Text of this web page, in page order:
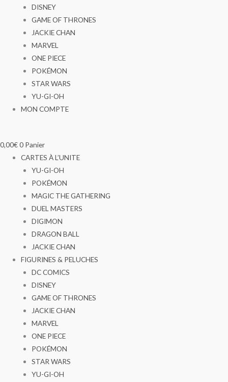
DISNEY
GAME OF THRONES
JACKIE CHAN
MARVEL
ONE PIECE
POKÉMON
STAR WARS
YU-GI-OH
MON COMPTE
0,00€0 Panier
CARTES À L’UNITE
YU-GI-OH
POKÉMON
MAGIC THE GATHERING
DUEL MASTERS
DIGIMON
DRAGON BALL
JACKIE CHAN
FIGURINES & PELUCHES
DC COMICS
DISNEY
GAME OF THRONES
JACKIE CHAN
MARVEL
ONE PIECE
POKÉMON
STAR WARS
YU-GI-OH